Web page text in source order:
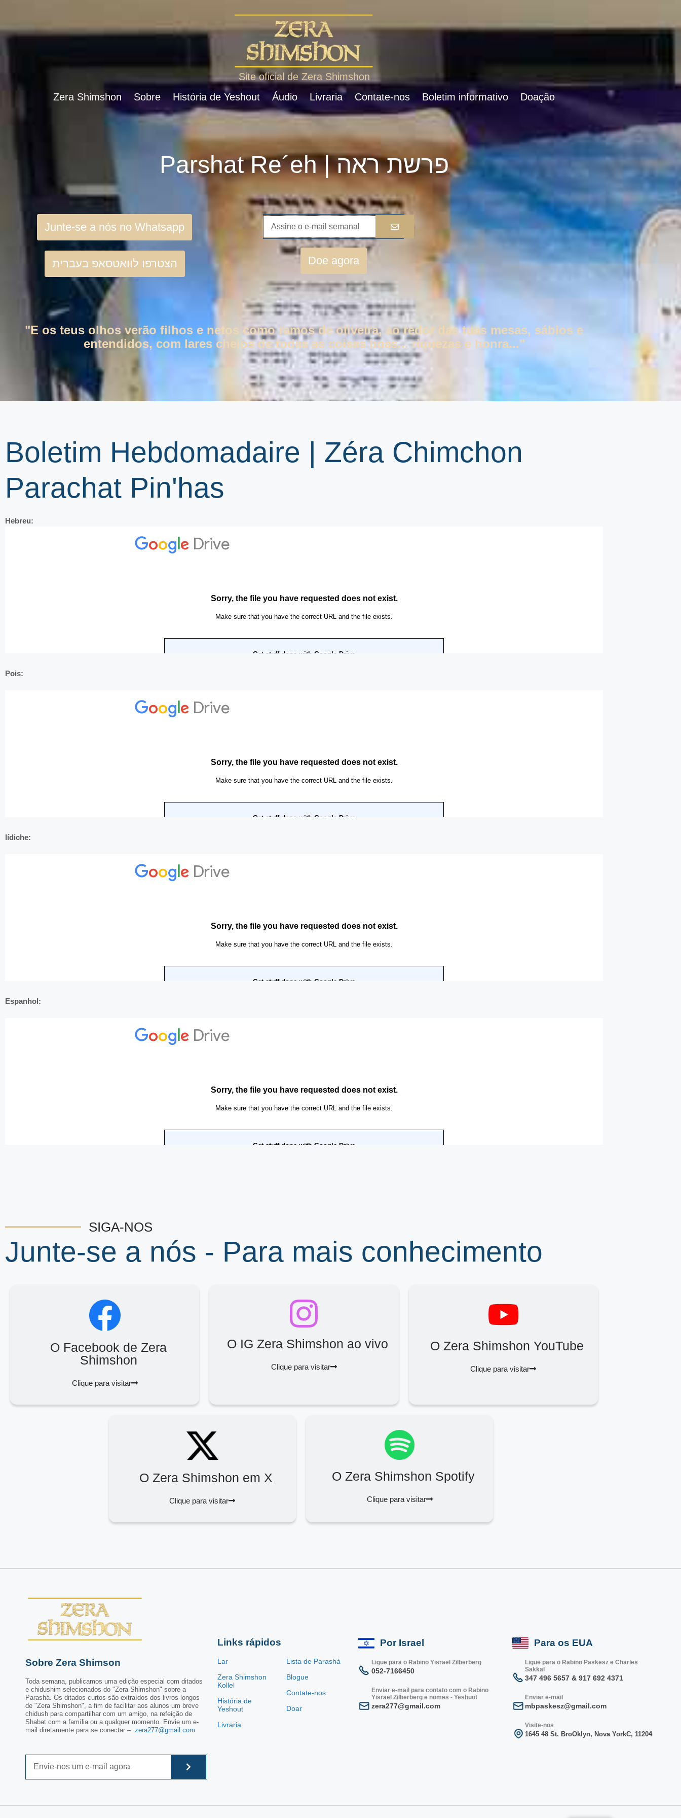
Site oficial de Zera Shimshon
Zera Shimshon
Sobre História de Yeshout Áudio Livraria Contate-nos Boletim informativo Doação
Parshat Re´eh | פרשת ראה
Junte-se a nós no Whatsapp
הצטרפו לוואטסאפ בעברית Doe agora
"E os teus olhos verão filhos e netos como ramos de oliveira, ao redor das tuas mesas, sábios e
entendidos, com lares cheios de todas as coisas boas... riquezas e honra..."
Boletim Hebdomadaire | Zéra Chimchon
Parachat Pin'has
Hebreu:
Pois:
Iídiche:
Espanhol:
SIGA-NOS
Junte-se a nós - Para mais conhecimento
O Facebook de Zera
Shimshon
Clique para visitar
O IG Zera Shimshon ao vivo
Clique para visitar
O Zera Shimshon YouTube
Clique para visitar
O Zera Shimshon em X
Clique para visitar
O Zera Shimshon Spotify
Clique para visitar
Sobre Zera Shimson
Toda semana, publicamos uma edição especial com ditados
e chidushim selecionados do "Zera Shimshon" sobre a
Parashá. Os ditados curtos são extraídos dos livros longos
de "Zera Shimshon", a fim de facilitar aos alunos um breve
chidush para compartilhar com um amigo, na refeição de
Shabat com a família ou a qualquer momento. Envie um e-
mail diretamente para se conectar – zera277@gmail.com
Links rápidos
Lar
Zera Shimshon
Kollel
História de
Yeshout
Livraria
Lista de Parashá
Blogue
Contate-nos
Doar
Por Israel
Ligue para o Rabino Yisrael Zilberberg
052-7166450
Enviar e-mail para contato com o Rabino
Yisrael Zilberberg e nomes - Yeshuot
zera277@gmail.com
Para os EUA
Ligue para o Rabino Paskesz e Charles
Sakkal
347 496 5657 & 917 692 4371
Enviar e-mail
mbpaskesz@gmail.com
Visite-nos
1645 48 St. BroOklyn, Nova YorkC, 11204